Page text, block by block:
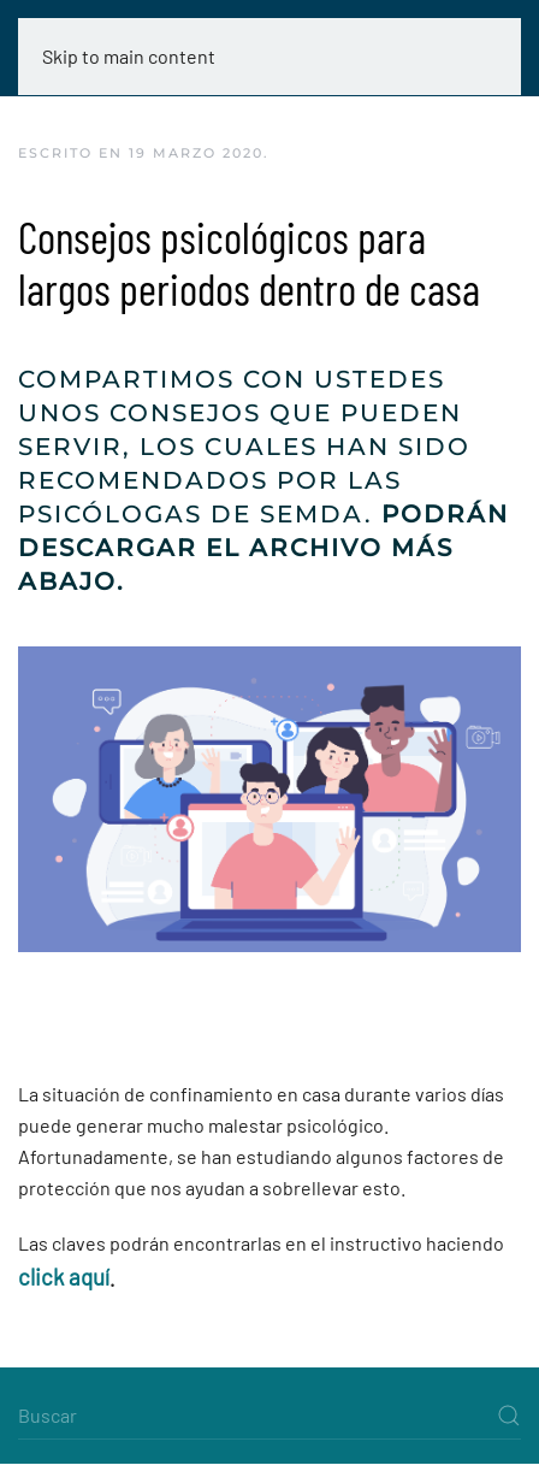
Skip to main content
ESCRITO EN 19 MARZO 2020.
Consejos psicológicos para
largos periodos dentro de casa
COMPARTIMOS CON USTEDES
UNOS CONSEJOS QUE PUEDEN
SERVIR, LOS CUALES HAN SIDO
RECOMENDADOS POR LAS
PSICÓLOGAS DE SEMDA. PODRÁN
DESCARGAR EL ARCHIVO MÁS
ABAJO.
La situación de confinamiento en casa durante varios días
puede generar mucho malestar psicológico.
Afortunadamente, se han estudiando algunos factores de
protección que nos ayudan a sobrellevar esto.
Las claves podrán encontrarlas en el instructivo haciendo
click aquí.